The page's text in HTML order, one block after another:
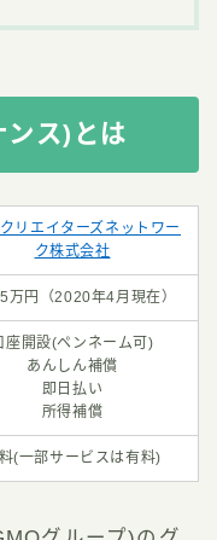
ス)とは
リエイターズネットワー
ク株式会社
万円（2020年4月現在）
座開設(ペンネーム可)
あんしん補償
即日払い
所得補償
(一部サービスは有料)